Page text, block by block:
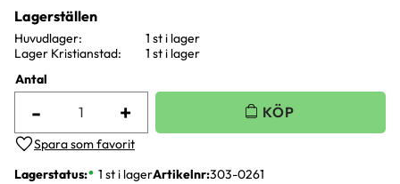
Antal
+
-
Lägg till i favoriter
Lagerstatus 1 st i lagerArtikelnr 303-0261
Lagerställen
Huvudlager
1 st i lager
Lager Kristianstad
1 st i lager